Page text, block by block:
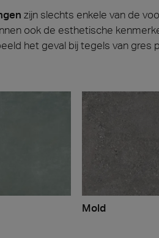
zijn slechts enkele van de
ook de esthetische
het geval bij tegels van gres
Mold